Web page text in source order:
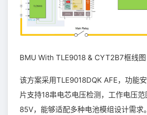
BMU With TLE9018 & CYT2B7框线图
该方案采用TLE9018DQK AFE，功能
片支持18串电芯电压检测，工作电压
85V，能够适配多种电池模组设计需求